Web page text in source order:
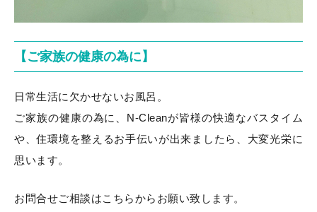
【ご家族の健康の為に】
日常生活に欠かせないお風呂。
ご家族の健康の為に、N-Cleanが皆様の快適なバスタイム
や、住環境を整えるお手伝いが出来ましたら、大変光栄に
思います。
お問合せご相談はこちらからお願い致します。